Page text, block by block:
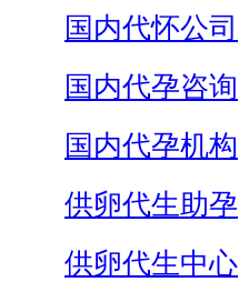
国内代怀公司
国内代孕咨询
国内代孕机构
供卵代生助孕
供卵代生中心